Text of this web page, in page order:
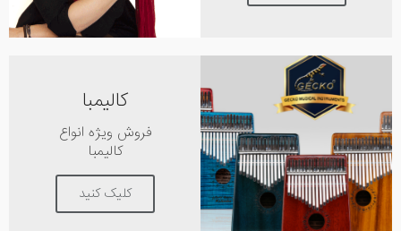
کالیمبا
فروش ویژه انواع
کالیمبا
کلیک کنید